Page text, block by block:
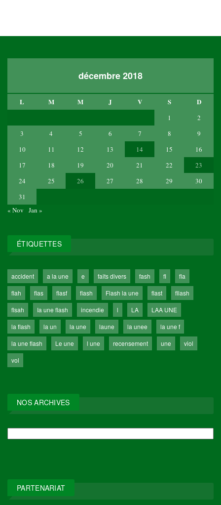
décembre 2018
L M M J V S D
1
2
3
4 5 6 7 8
9
10
11 12 13 14 15
16
17
18 19 20 21 22
23
24
25 26 27 28 29
30
31
« Nov
Jan »
ÉTIQUETTES
accident a la une e faits divers fash fl
fla
flah
flas flasf flash Flash la une flast
fllash
flsah
Ia une flash incendie l LA
LAA UNE
la flash
la un la une laune la unee
la une f
la une flash
Le une l une recensement une
viol
vol
NOS ARCHIVES
PARTENARIAT